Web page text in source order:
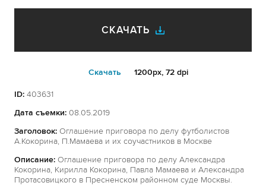
СКАЧАТЬ
Cкачать 1200px, 72 dpi
ID: 403631
Дата съемки: 08.05.2019
Заголовок: Оглашение приговора по делу футболистов
А.Кокорина, П.Мамаева и их соучастников в Москве
Описание: Оглашение приговора по делу Александра
Кокорина, Кирилла Кокорина, Павла Мамаева и Александра
Протасовицкого в Пресненском районном суде Москвы.